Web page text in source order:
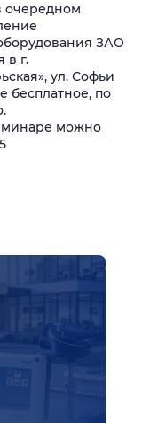
очередном
ЗАО
в г.
ул. Софьи
бесплатное, по
можно